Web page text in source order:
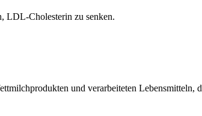
LDL-Cholesterin zu senken.
und verarbeiteten Lebensmitteln,